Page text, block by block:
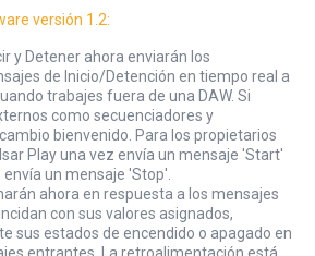
versión 1.2:
y Detener ahora enviarán los
de Inicio/Detención en tiempo real a
trabajes fuera de una DAW. Si
como secuenciadores y
bienvenido. Para los propietarios
Play una vez envía un mensaje 'Start'
un mensaje 'Stop'.
ahora en respuesta a los mensajes
con sus valores asignados,
sus estados de encendido o apagado en